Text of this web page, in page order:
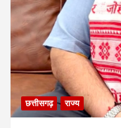
छत्तीसगढ़ राज्य